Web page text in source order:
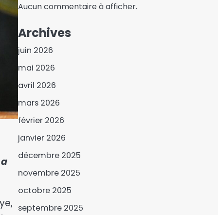
Aucun commentaire à afficher.
Archives
juin 2026
mai 2026
avril 2026
mars 2026
février 2026
janvier 2026
décembre 2025
novembre 2025
octobre 2025
septembre 2025
3
4
Documentation et